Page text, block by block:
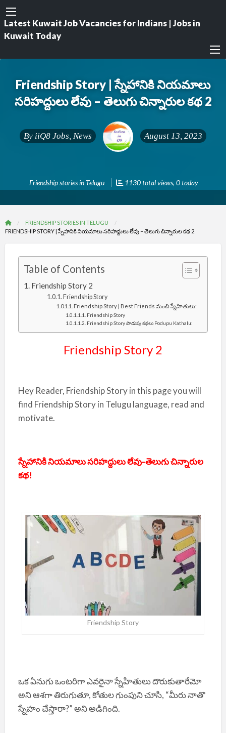
Latest Kuwait Job Vacancies for Indians | Jobs in
Kuwait Today
Friendship Story | స్నేహానికి నియమాలు
సరిహద్దులు లేవు – తెలుగు చిన్నారుల కథ 2
By iiQ8 Jobs, News August 13, 2023
Friendship stories in Telugu 1130 total views, 0 today
FRIENDSHIP STORIES IN TELUGU
FRIENDSHIP STORY | స్నేహానికి నియమాలు సరిహద్దులు లేవు – తెలుగు చిన్నారుల కథ 2
Table of Contents
Friendship Story 2
Friendship Story
Friendship Story | Best Friends మంచి స్నేహితులు:
Friendship Story
Friendship Story పొడుపు కథలు Podupu Kathalu:
Friendship Story 2
Hey Reader, Friendship Story in this page you will
find Friendship Story in Telugu language, read and
motivate.
స్నేహానికి నియమాలు సరిహద్దులు లేవు-తెలుగు చిన్నారుల
కథ!
Friendship Story
ఒక ఏనుగు ఒంటరిగా ఎవరైనా స్నేహితులు దొరుకుతారేమో
అని ఆశగా తిరుగుతూ, కోతుల గుంపుని చూసి, “మీరు నాతొ
స్నేహం చేస్తారా?” అని అడిగింది.